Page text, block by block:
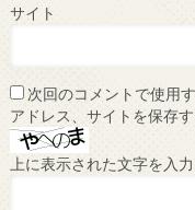
サイト
次回のコメントで使用
アドレス、サイトを保存す
上に表示された文字を入